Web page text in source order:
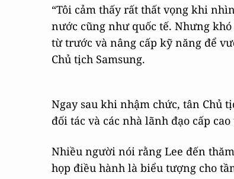
“Tôi cảm thấy rất thất vọng khi
nước cũng như quốc tế. Nhưng
từ trước và nâng cấp kỹ năng để
Chủ tịch Samsung.
Ngay sau khi nhậm chức, tân Chủ
đối tác và các nhà lãnh đạo cấp cao
Nhiều người nói rằng Lee đến
họp điều hành là biểu tượng cho